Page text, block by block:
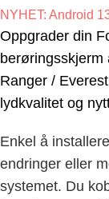
NYHET: Android
Oppgrader din
berøringsskjerm
Ranger / Everest
lydkvalitet og
Enkel å
endringer eller
systemet. Du